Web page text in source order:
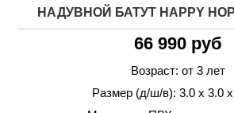
НАДУВНОЙ БАТУТ HAPPY
66 990 руб
Возраст: от 3 лет
Размер (д/ш/в): 3.0 х 3.0